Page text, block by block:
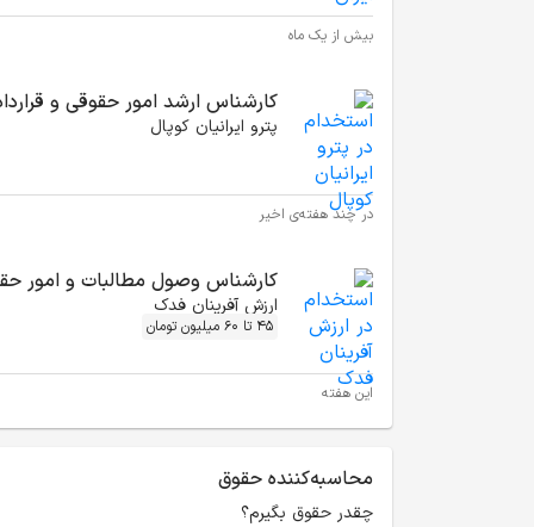
بیش از یک ماه
کارشناس ارشد امور حقوقی و
پترو ایرانیان کوپال
در چند هفته‌ی اخیر
کارشناس وصول مطالبات و امور
ارزش آفرینان فدک
45 تا 60 میلیون تومان
این هفته
محاسبه‌کننده حقوق
چقدر حقوق بگیرم؟